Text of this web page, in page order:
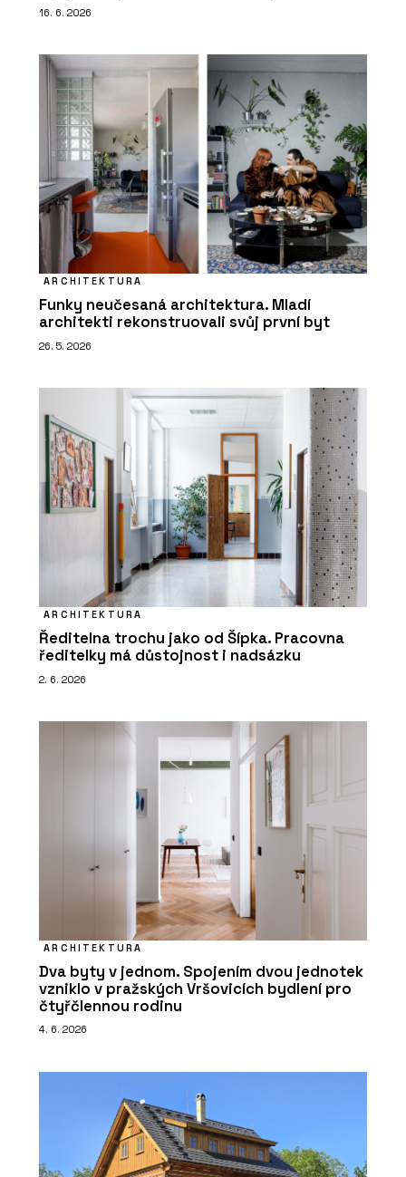
16. 6. 2026
ARCHITEKTURA
Funky neučesaná architektura. Mladí
architekti rekonstruovali svůj první byt
26. 5. 2026
ARCHITEKTURA
Ředitelna trochu jako od Šípka. Pracovna
ředitelky má důstojnost i nadsázku
2. 6. 2026
ARCHITEKTURA
Dva byty v jednom. Spojením dvou jednotek
vzniklo v pražských Vršovicích bydlení pro
čtyřčlennou rodinu
4. 6. 2026